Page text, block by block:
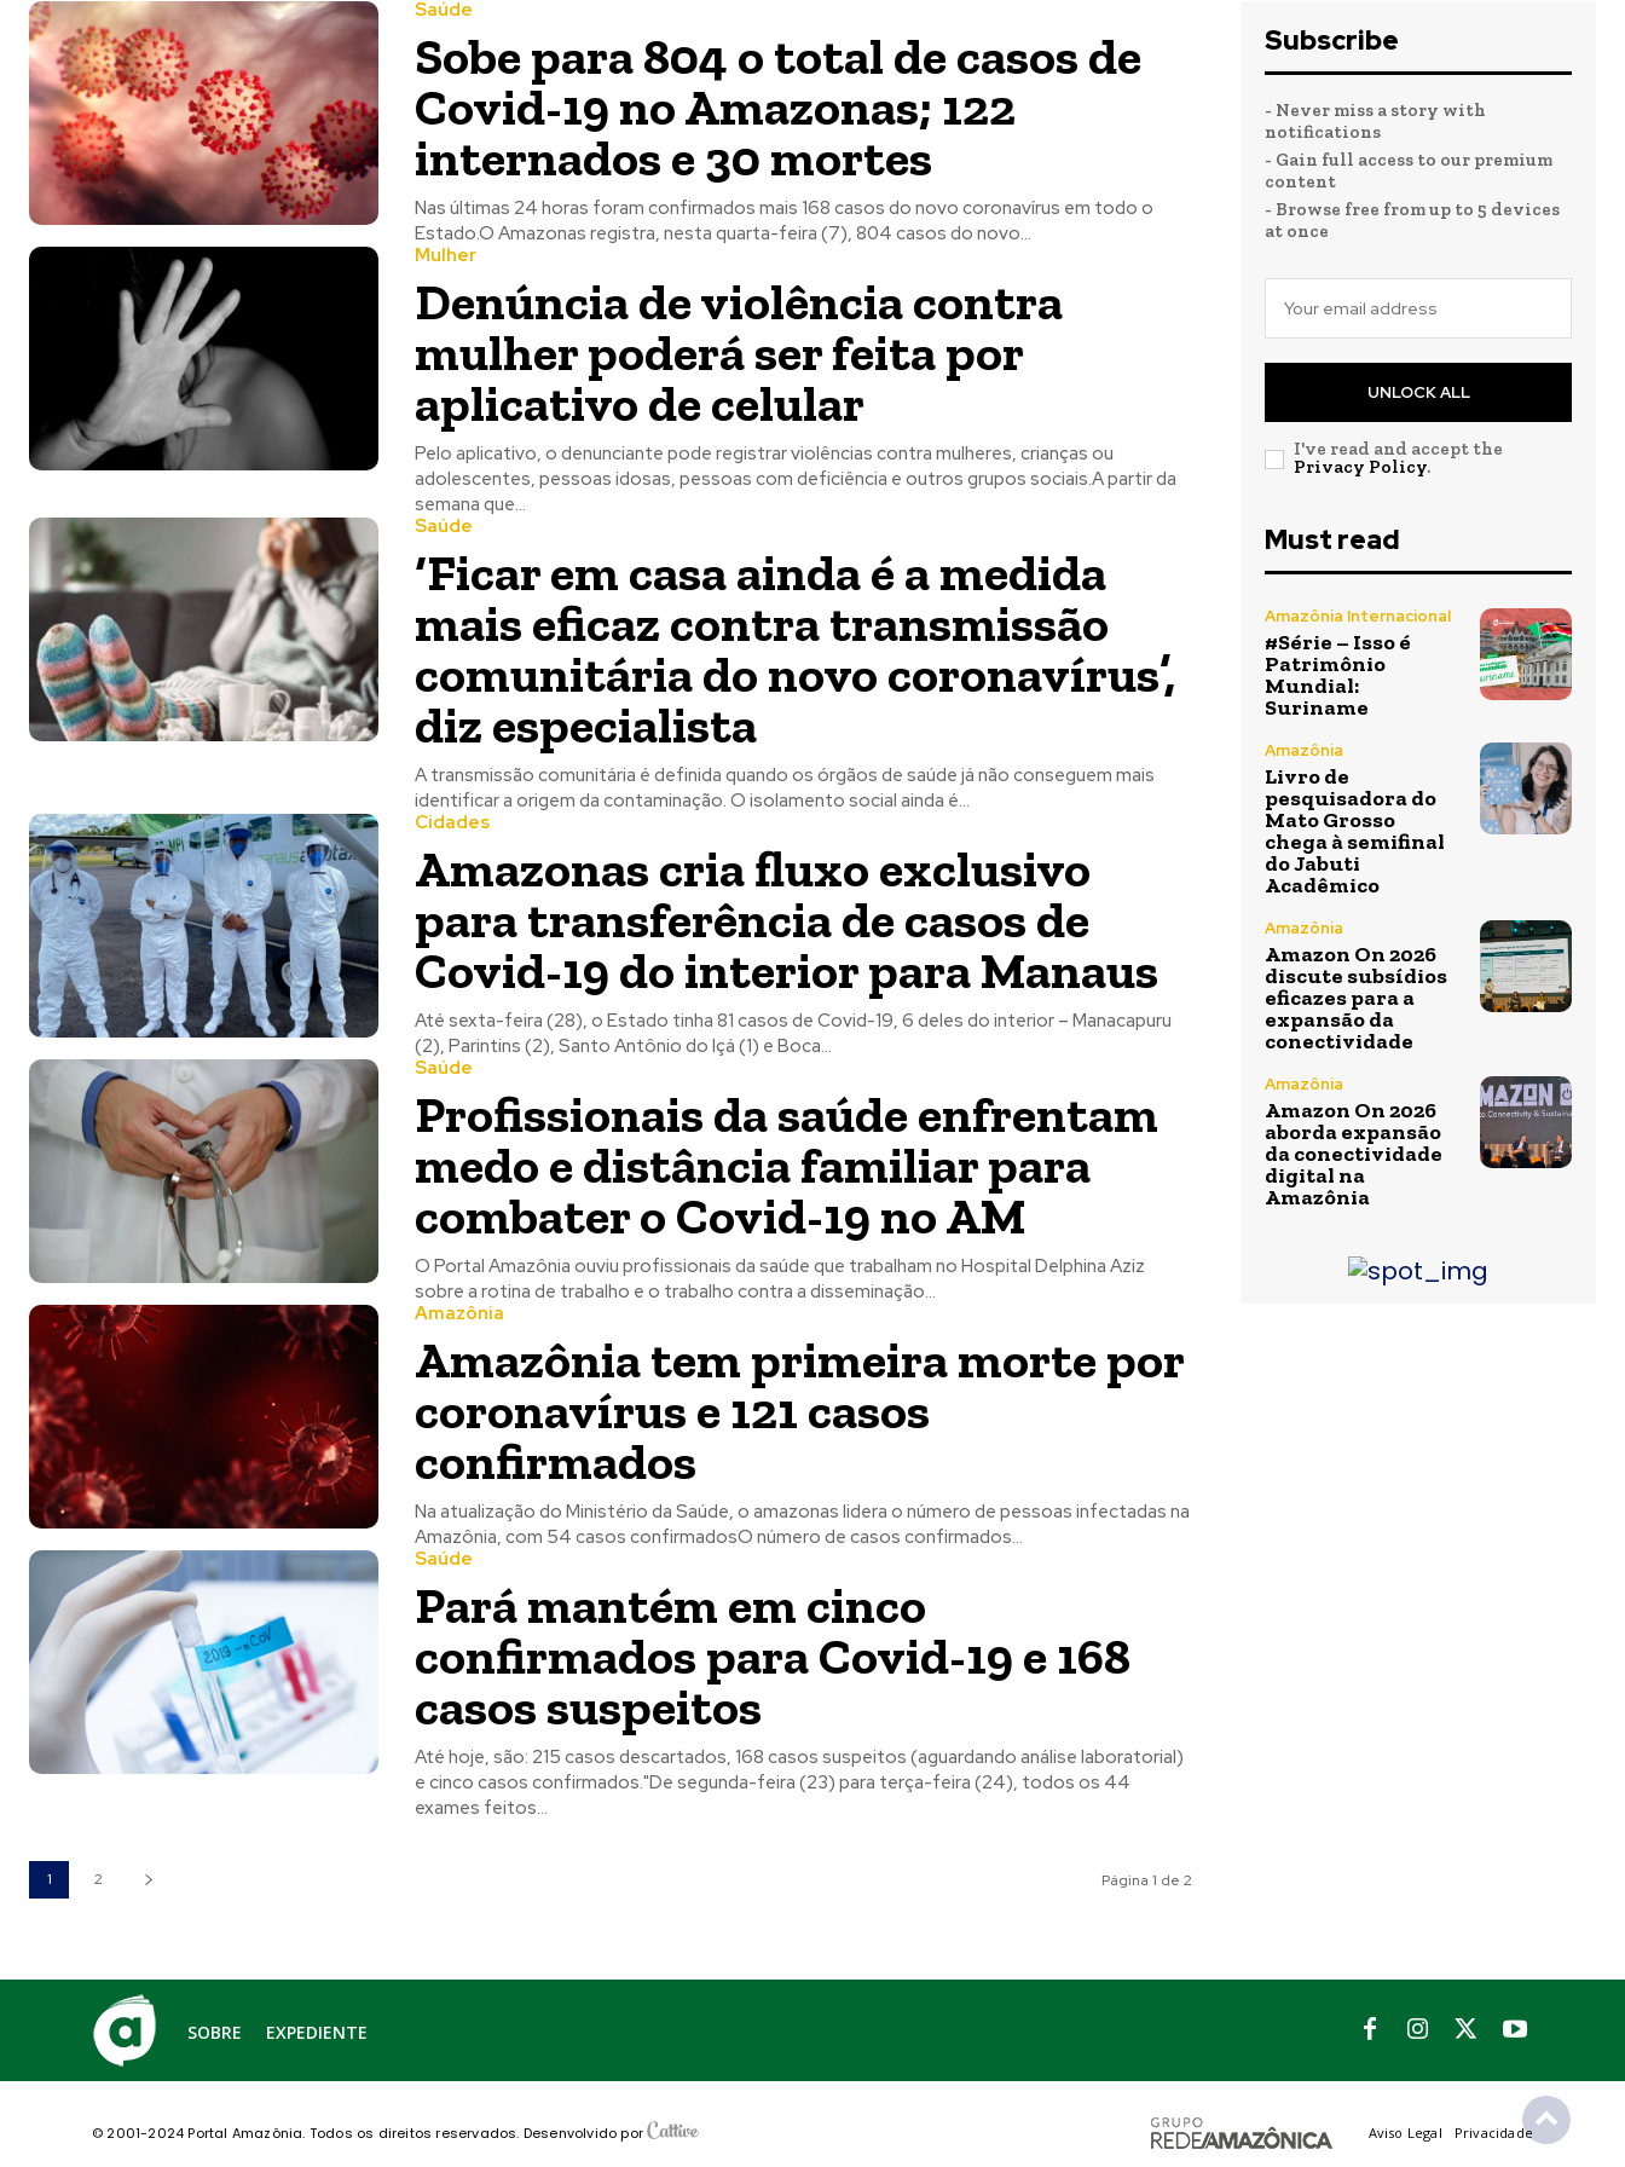
Saúde
Sobe para 804 o total de casos de
Covid-19 no Amazonas; 122
internados e 30 mortes
​Nas últimas 24 horas foram confirmados mais 168 casos do novo coronavírus em todo o
Estado.O Amazonas registra, nesta quarta-feira (7), 804 casos do novo...
Mulher
Denúncia de violência contra
mulher poderá ser feita por
aplicativo de celular
Pelo aplicativo, o denunciante pode registrar violências contra mulheres, crianças ou
adolescentes, pessoas idosas, pessoas com deficiência e outros grupos sociais.A partir da
semana que...
Saúde
‘Ficar em casa ainda é a medida
mais eficaz contra transmissão
comunitária do novo coronavírus’,
diz especialista
A transmissão comunitária é definida quando os órgãos de saúde já não conseguem mais
identificar a origem da contaminação. ​O isolamento social ainda é...
Cidades
Amazonas cria fluxo exclusivo
para transferência de casos de
Covid-19 do interior para Manaus
Até sexta-feira (28), o Estado tinha 81 casos de Covid-19, 6 deles do interior – Manacapuru
(2), Parintins (2), Santo Antônio do Içá (1) e Boca...
Saúde
Profissionais da saúde enfrentam
medo e distância familiar para
combater o Covid-19 no AM
O Portal Amazônia ouviu profissionais da saúde que trabalham no Hospital Delphina Aziz
sobre a rotina de trabalho e o trabalho contra a disseminação...
Amazônia
Amazônia tem primeira morte por
coronavírus e 121 casos
confirmados
Na atualização do Ministério da Saúde, o amazonas lidera o número de pessoas infectadas na
Amazônia, com 54 casos confirmadosO número de casos confirmados...
Saúde
Pará mantém em cinco
confirmados para Covid-19 e 168
casos suspeitos
Até hoje, são: 215 casos descartados, 168 casos suspeitos (aguardando análise laboratorial)
e cinco casos confirmados.​"De segunda-feira (23) para terça-feira (24), todos os 44
exames feitos...
1 2 Página 1 de 2
Subscribe
- Never miss a story with
notifications
- Gain full access to our premium
content
- Browse free from up to 5 devices
at once
UNLOCK ALL
I've read and accept the
Privacy Policy.
Must read
Amazônia Internacional
#Série – Isso é
Patrimônio
Mundial:
Suriname
Amazônia
Livro de
pesquisadora do
Mato Grosso
chega à semifinal
do Jabuti
Acadêmico
Amazônia
Amazon On 2026
discute subsídios
eficazes para a
expansão da
conectividade
Amazônia
Amazon On 2026
aborda expansão
da conectividade
digital na
Amazônia
SOBRE EXPEDIENTE
© 2001-2024 Portal Amazônia. Todos os direitos reservados. Desenvolvido por Aviso Legal Privacidade